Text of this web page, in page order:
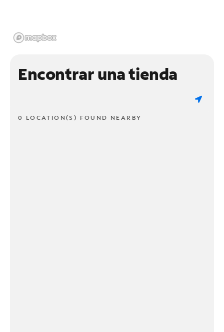
Encontrar una tienda
0 LOCATION(S) FOUND NEARBY